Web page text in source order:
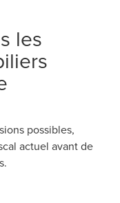
les
possibles,
actuel avant de